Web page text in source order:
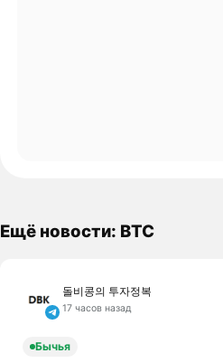
Ещё новости: BTC
돌비콩의 투자정복
17 часов назад
Бычья